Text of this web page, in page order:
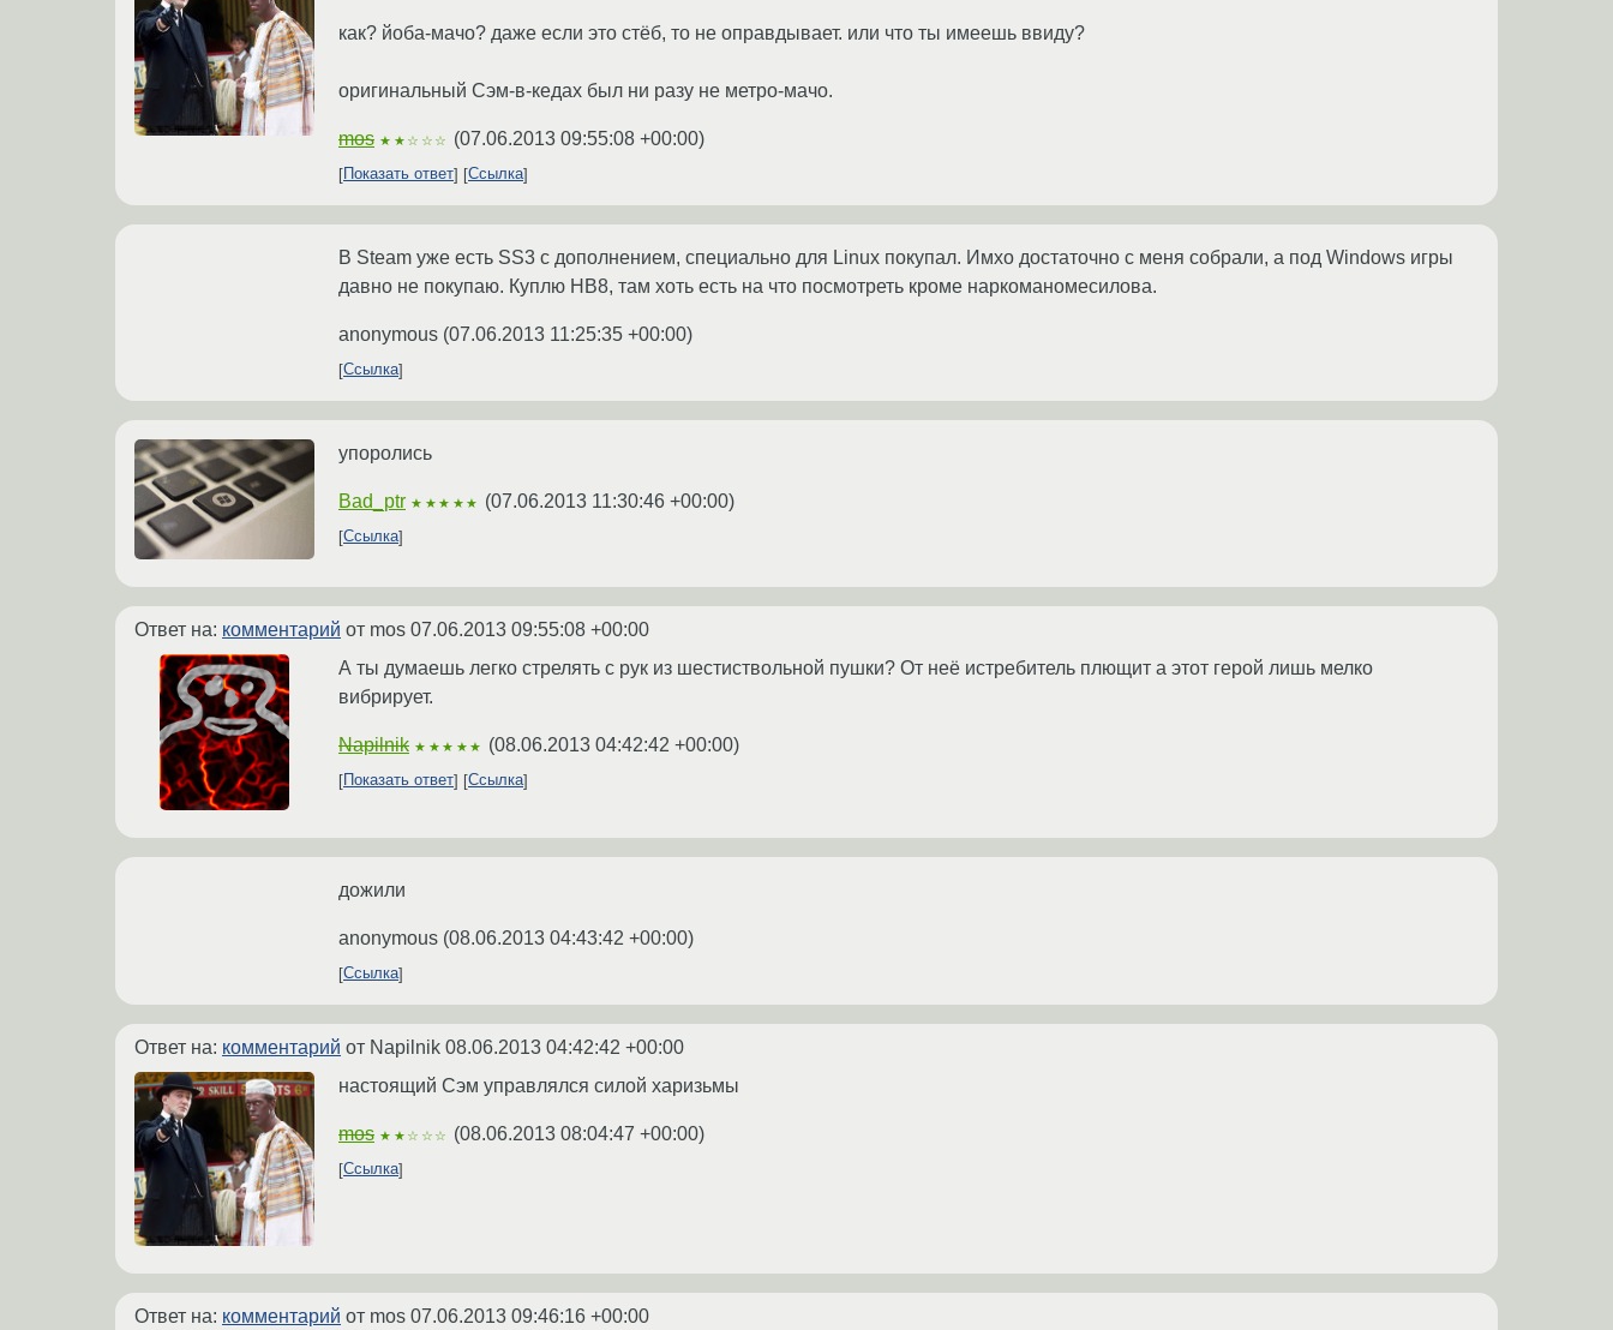
как? йоба-мачо? даже если это стёб, то не оправдывает. или что ты имеешь ввиду?
оригинальный Сэм-в-кедах был ни разу не метро-мачо.
mos ★★☆☆☆ (07.06.2013 09:55:08 +00:00)
Показать ответ Ссылка
В Steam уже есть SS3 с дополнением, специально для Linux покупал. Имхо достаточно с меня собрали, а под Windows игры
давно не покупаю. Куплю HB8, там хоть есть на что посмотреть кроме наркоманомесилова.
anonymous (07.06.2013 11:25:35 +00:00)
Ссылка
упоролись
Bad_ptr ★★★★★ (07.06.2013 11:30:46 +00:00)
Ссылка
Ответ на: комментарий от mos 07.06.2013 09:55:08 +00:00
А ты думаешь легко стрелять с рук из шестиствольной пушки? От неё истребитель плющит а этот герой лишь мелко
вибрирует.
Napilnik ★★★★★ (08.06.2013 04:42:42 +00:00)
Показать ответ Ссылка
дожили
anonymous (08.06.2013 04:43:42 +00:00)
Ссылка
Ответ на: комментарий от Napilnik 08.06.2013 04:42:42 +00:00
настоящий Сэм управлялся силой харизьмы
mos ★★☆☆☆ (08.06.2013 08:04:47 +00:00)
Ссылка
Ответ на: комментарий от mos 07.06.2013 09:46:16 +00:00